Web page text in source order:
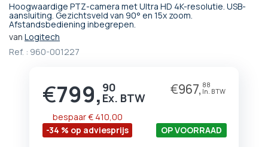
Hoogwaardige PTZ-camera met Ultra HD 4K-resolutie. USB-
aansluiting. Gezichtsveld van 90° en 15x zoom.
Afstandsbediening inbegrepen.
van Logitech
Ref. : 960-001227
Prijs
€799, 90 €967, 88
-34 % op adviesprijs
bespaar€ 410,00
OP VOORRAAD
Ga
naar
het
begin
afbeeldingen-